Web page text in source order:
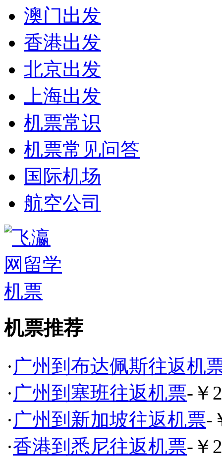
澳门出发
香港出发
北京出发
上海出发
机票常识
机票常见问答
国际机场
航空公司
机票推荐
·广州到布达佩斯往返机
·广州到塞班往返机票-￥
·广州到新加坡往返机票-
·香港到悉尼往返机票-￥